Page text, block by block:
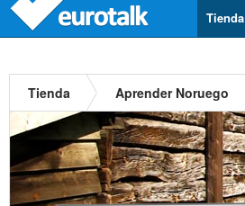
Tienda
Tienda Aprender Noruego